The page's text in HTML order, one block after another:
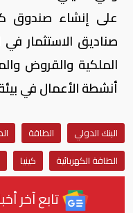
على إنشاء صندوق
صناديق الاستثمار
الملكية والقروض
أنشطة الأعمال في
البنك الدولي الطاقة
الطاقة الكهربائية
كينيا
تابع آخر